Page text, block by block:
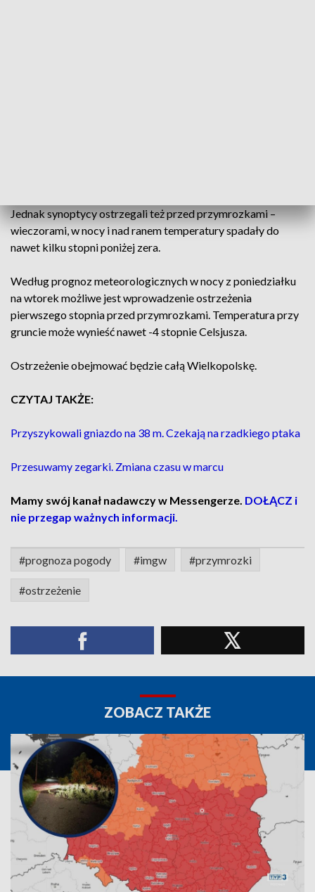
Jednak synoptycy ostrzegali też przed przymrozkami –
wieczorami, w nocy i nad ranem temperatury spadały do
nawet kilku stopni poniżej zera.
Według prognoz meteorologicznych w nocy z poniedziałku
na wtorek możliwe jest wprowadzenie ostrzeżenia
pierwszego stopnia przed przymrozkami. Temperatura przy
gruncie może wynieść nawet -4 stopnie Celsjusza.
Ostrzeżenie obejmować będzie całą Wielkopolskę.
CZYTAJ TAKŻE:
Przyszykowali gniazdo na 38 m. Czekają na rzadkiego ptaka
Przesuwamy zegarki. Zmiana czasu w marcu
Mamy swój kanał nadawczy w Messengerze. DOŁĄCZ i
nie przegap ważnych informacji.
#prognoza pogody #imgw #przymrozki
#ostrzeżenie
ZOBACZ TAKŻE